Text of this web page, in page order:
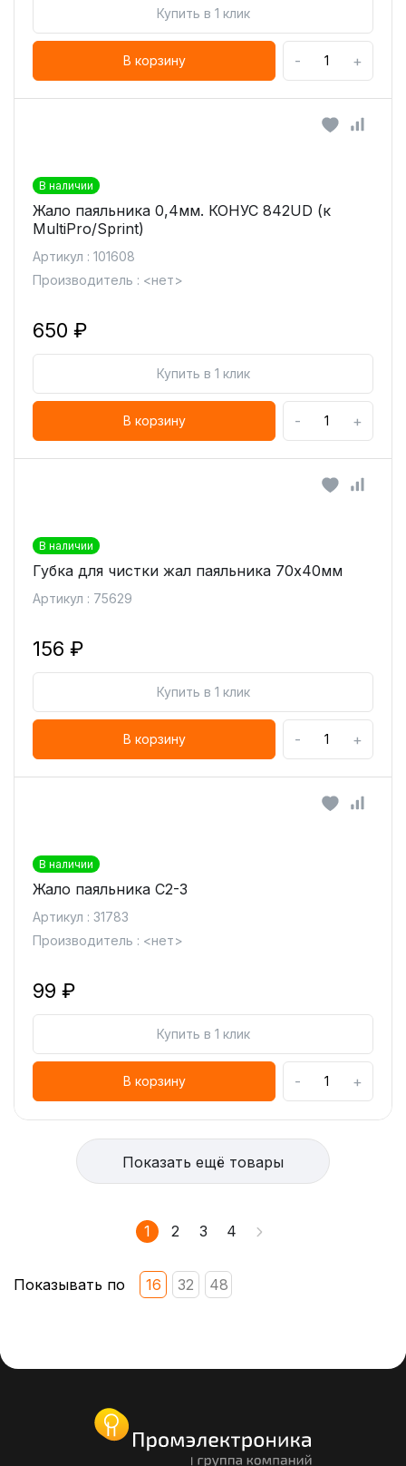
Купить в 1 клик
В корзину - +
В наличии
Жало паяльника 0,4мм. КОНУС 842UD (к
MultiPro/Sprint)
Артикул : 101608
Производитель : <нет>
650 ₽
Купить в 1 клик
В корзину - +
В наличии
Губка для чистки жал паяльника 70х40мм
Артикул : 75629
156 ₽
Купить в 1 клик
В корзину - +
В наличии
Жало паяльника C2-3
Артикул : 31783
Производитель : <нет>
99 ₽
Купить в 1 клик
В корзину - +
Показать ещё товары
1 2 3 4
Показывать по 16 32 48